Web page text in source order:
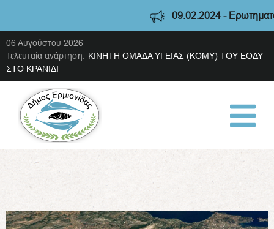
09.02.2024 -
06 Αυγούστου 2026
Τελευταία ανάρτηση: ΚΙΝΗΤΗ ΟΜΑΔΑ ΥΓΕΙΑΣ (ΚΟΜΥ) ΤΟΥ ΕΟΔΥ
ΣΤΟ ΚΡΑΝΙΔΙ